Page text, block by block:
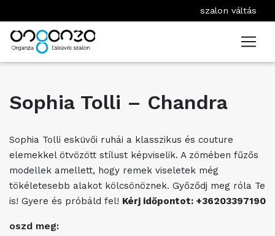
szalon váltás
Sophia Tolli – Chandra
Sophia Tolli esküvői ruhái a klasszikus és couture
elemekkel ötvözött stílust képviselik. A zömében fűzős
modellek amellett, hogy remek viseletek még
tökéletesebb alakot kölcsönöznek. Győződj meg róla Te
is! Gyere és próbáld fel! Kérj időpontot: +36203397190
oszd meg: